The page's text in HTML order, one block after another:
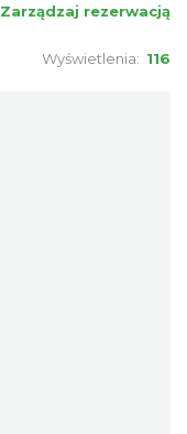
Zarządzaj rezerwacją
Wyświetlenia: 116